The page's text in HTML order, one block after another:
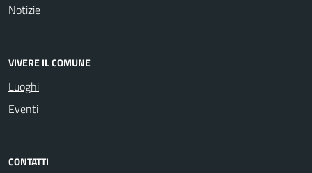
Notizie
VIVERE IL COMUNE
Luoghi
Eventi
CONTATTI